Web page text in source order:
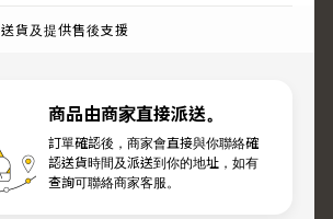
送貨及提供售後支援
商品由商家直接派送。
訂單確認後，商家會直接與你聯絡確
認送貨時間及派送到你的地址，如有
查詢可聯絡商家客服。